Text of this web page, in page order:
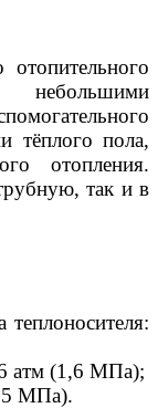
отопительного
тёплого пола,
отопления.
так и в
теплоносителя:
атм (1,6 МПа);
МПа).